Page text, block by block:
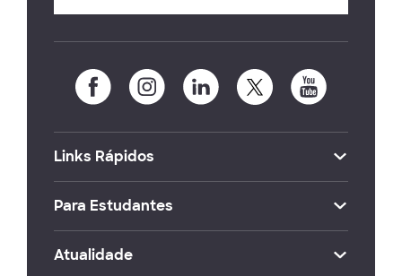
Links Rápidos
Para Estudantes
Atualidade